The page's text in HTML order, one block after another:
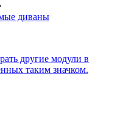
диваны
другие модули в
таким значком.